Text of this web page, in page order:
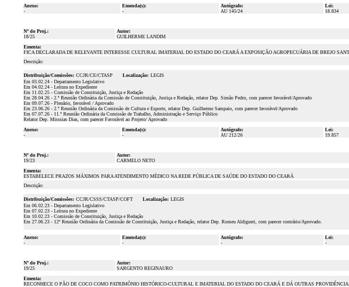
Anexo:
-
Emenda(s):
-
Autógrafo:
AU 145/24
Lei:
18.834
Nº do Proj.:
18/25
Autor:
GUILHERME LANDIM
Ementa:
FICA DECLARADA DE RELEVANTE INTERESSE CULTURAL IMATERIAL DO ESTADO DO CEARÁ A EXPOSIÇÃO AGROPECUÁRIA DE BREJO
Descrição:
Distribuição/Comissões: CCJR/CE/CTASP Localização: LEGIS
Em 03.02.24 - Departamento Legislativo
Em 04.02.24 - Leitura no Expediente
Em 11.02.25 - Comissão de Constituição, Justiça e Redação
Em 28.04.26 - 2.ª Reunião Ordinária da Comissão de Constituição, Justiça e Redação, relator Dep. Simão Pedro, com parecer favorável/Aprovado
Em 09.07.26 - Plenário, favorável / Aprovado
Em 23.06.26 - 2.ª Reunião Ordinária da Comissão de Cultura e Esporte, relator Dep. Guilherme Sampaio, com parecer favorável/Aprovado
Em 07.07.26 - 11.ª Reunião Ordinária da Comissão de Trabalho, Administração e Serviço Público
Relator Dep. Misssias Dias, com parecer Favorável ao Projeto/ Aprovado
Anexo:
-
Emenda(s):
-
Autógrafo:
AU 212/26
Lei:
19.857
Nº do Proj.:
19/23
Autor:
CARMELO NETO
Ementa:
ESTABELECE PRAZOS MÁXIMOS PARA ATENDIMENTO MÉDICO NA REDE PÚBLICA DE SAÚDE DO ESTADO DO CEARÁ
Descrição:
Distribuição/Comissões: CCJR/CSSS/CTASP/COFT Localização: LEGIS
Em 06.02.23 - Departamento Legislativo
Em 07.02.23 - Leitura no Expediente
Em 10.02.23 - Comissão de Constituição, Justiça e Redação
Em 27.06.23 - 12º Reunião Ordinária da Comissão de Constituição, Justiça e Redação, relator Dep. Romeu Aldigueri, com parecer contrário/Aprovado.
Anexo:
-
Emenda(s):
-
Autógrafo:
-
Lei:
-
Nº do Proj.:
19/25
Autor:
SARGENTO REGINAURO
Ementa:
RECONHECE O PÃO DE COCO COMO PATRIMÔNIO HISTÓRICO-CULTURAL E IMATERIAL DO ESTADO DO CEARÁ E DÁ OUTRAS